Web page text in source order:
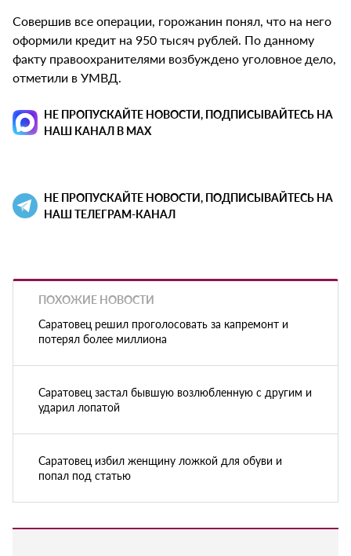
Совершив все операции, горожанин понял, что на него
оформили кредит на 950 тысяч рублей. По данному
факту правоохранителями возбуждено уголовное дело,
отметили в УМВД.
НЕ ПРОПУСКАЙТЕ НОВОСТИ, ПОДПИСЫВАЙТЕСЬ НА
НАШ КАНАЛ В MAX
НЕ ПРОПУСКАЙТЕ НОВОСТИ, ПОДПИСЫВАЙТЕСЬ НА
НАШ ТЕЛЕГРАМ-КАНАЛ
ПОХОЖИЕ НОВОСТИ
Саратовец решил проголосовать за капремонт и
потерял более миллиона
Саратовец застал бывшую возлюбленную с другим и
ударил лопатой
Саратовец избил женщину ложкой для обуви и
попал под статью